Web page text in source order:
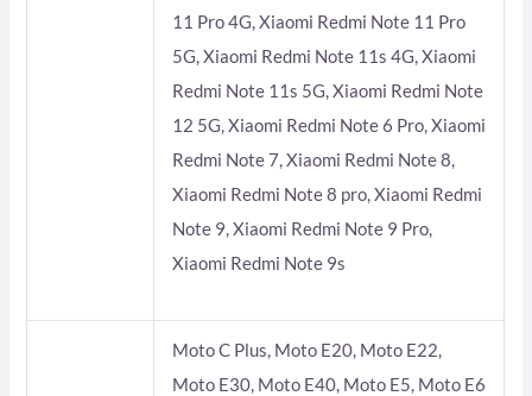
11 Pro 4G, Xiaomi Redmi Note 11 Pro
5G, Xiaomi Redmi Note 11s 4G, Xiaomi
Redmi Note 11s 5G, Xiaomi Redmi Note
12 5G, Xiaomi Redmi Note 6 Pro, Xiaomi
Redmi Note 7, Xiaomi Redmi Note 8,
Xiaomi Redmi Note 8 pro, Xiaomi Redmi
Note 9, Xiaomi Redmi Note 9 Pro,
Xiaomi Redmi Note 9s
Moto C Plus, Moto E20, Moto E22,
Moto E30, Moto E40, Moto E5, Moto E6